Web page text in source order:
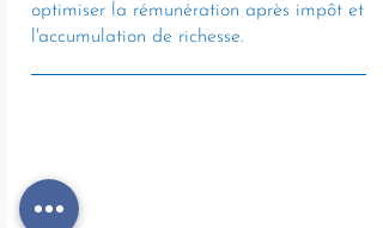
optimiser la rémunération après impôt et
l'accumulation de richesse.